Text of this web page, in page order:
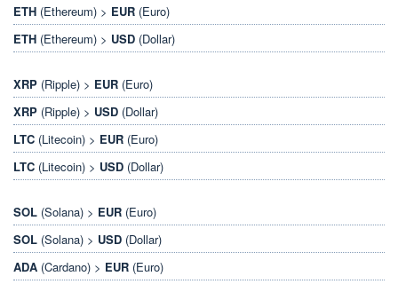
ETH (Ethereum) > EUR (Euro)
ETH (Ethereum) > USD (Dollar)
XRP (Ripple) > EUR (Euro)
XRP (Ripple) > USD (Dollar)
LTC (Litecoin) > EUR (Euro)
LTC (Litecoin) > USD (Dollar)
SOL (Solana) > EUR (Euro)
SOL (Solana) > USD (Dollar)
ADA (Cardano) > EUR (Euro)